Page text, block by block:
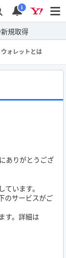
検索 通知
i
規取得
ウォレットとは
ありがとうござ
います。
のサービスがご
す。詳細は